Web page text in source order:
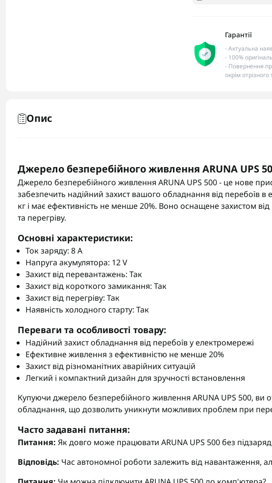
Гарантії
- Актуальна
- 100%
- Повернення
окрім отрізного
Опис
Джерело безперебійного живлення ARUNA UPS
Джерело безперебійного живлення ARUNA UPS 500 - це нове
забезпечить надійний захист вашого обладнання від перебоїв
кг і має ефективність не менше 20%. Воно оснащене захистом
та перегріву.
Основні характеристики:
Ток заряду: 8 A
Напруга акумулятора: 12 V
Захист від перевантажень: Так
Захист від короткого замикання: Так
Захист від перегріву: Так
Наявність холодного старту: Так
Переваги та особливості товару:
Надійний захист обладнання від перебоїв у електромережі
Ефективне живлення з ефективністю не менше 20%
Захист від різноманітних аварійних ситуацій
Легкий і компактний дизайн для зручності встановлення
Купуючи джерело безперебійного живлення ARUNA UPS 500, ви
обладнання, що дозволить уникнути можливих проблем при
Часто задавані питання:
Питання: Як довго може працювати ARUNA UPS 500 без
Відповідь: Час автономної роботи залежить від навантаження,